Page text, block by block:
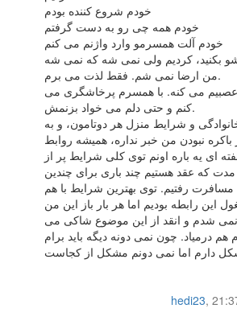
خودم شروع کننده بودم
خودم همه چی رو به دست گرفتم
خودم آلت همسرمو وارد واژنم می کنم
بکنید، کردیم ولی نمی شه که نمی شه
من ارضا نمی شم. فقط لذت می برم.
می کنه. با همسرم پرخاشگری می
کنم و حتی دلم می خواد بزنمش.
و شرایط منزل هر دوتامون، و به
نبودن من خبر نداره، همیشه روابط
ای یه باره اونم توی کلی شرایط پر از
که عقد هستیم چند باری برای چندین
مسافرت رفتیم. توی بهترین شرایط با هم
این رابطه بودیم اما هر بار باز این من
شدم و انقد از این موضوع شاکی می
درمیاد. چون نمی دونه دیگه باید برام
hedi23,